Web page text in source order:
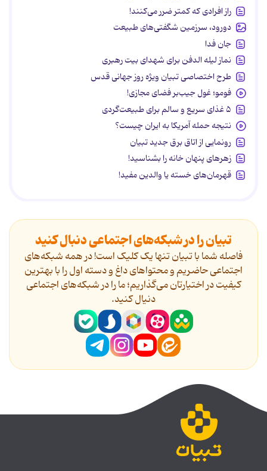
راز افرادی که کمتر ضرر می‌کنند!
دورود، سرزمین شگفتی‌های طبیعت
جان فدا
نماز لیله الدفن برای شهدای بیت رهبری
طرح اختصاصی تبیان ویژه روز جهانی قدس
فومو؛ غول جیب‌بر فضای مجازی!
۵ غذای سریع و سالم برای طبیعت‌گردی
نتیجه حمله آمریکا به ایران چیست؟
رونمایی از اتاق برق جدید تبیان
زهرهای پنهان خانه را بشناسید!
قهرمان‌های خسته یا والدین مفید!
تبیان را در شبکه‌های اجتماعی دنبال کنید
فاصله شما با تبیان تنها یک کلیک است! در همه شبکه‌های
اجتماعی حاضریم و محتواهای داغ و دسته اول را با بهترین
کیفیت در اختیارتان می‌گذاریم؛ ما را در شبکه‌های اجتماعی
دنیال کنید.